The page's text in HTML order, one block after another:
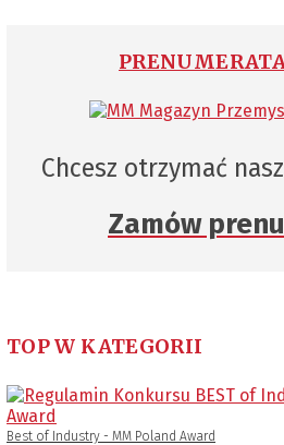
Chcesz otrzymać
Zamów
TOP W KATEGORII
Best of Industry - MM Poland Award